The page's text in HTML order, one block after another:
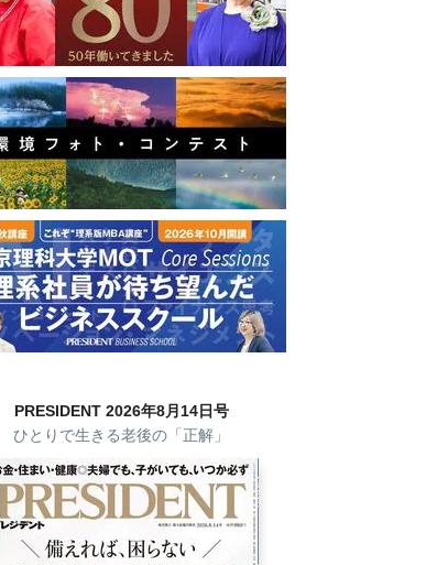
PRESIDENT 2026年8月14日号
ひとりで生きる老後の「正解」